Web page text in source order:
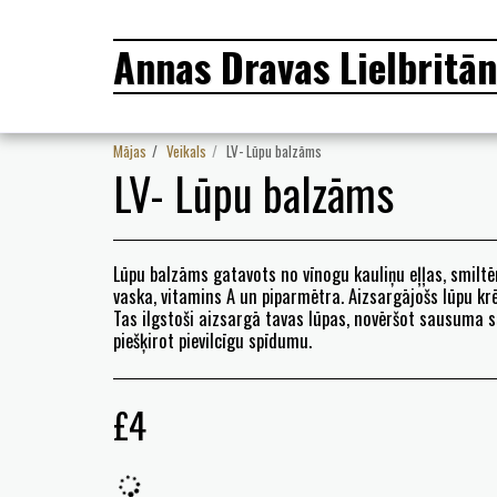
Annas Dravas
Mājas Veikals LV- Lūpu balzāms
LV- Lūpu balzāms
Lūpu balzāms gatavots no vīnogu kauliņu eļļas,
vaska, vitamins A un piparmētra. Aizsargājošs lūpu
Tas ilgstoši aizsargā tavas lūpas, novēršot sausuma
piešķirot pievilcīgu spīdumu.
£4